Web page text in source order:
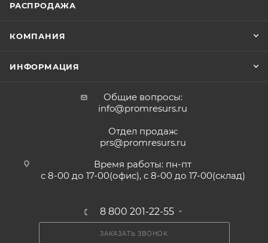
РАСПРОДАЖА
КОМПАНИЯ
ИНФОРМАЦИЯ
Общие вопросы:
info@promresurs.ru
Отдел продаж:
prs@promresurs.ru
Время работы: пн-пт
с 8-00 до 17-00(офис), с 8-00 до 17-00(склад)
8 800 201-22-55
ЗАКАЗАТЬ ЗВОНОК